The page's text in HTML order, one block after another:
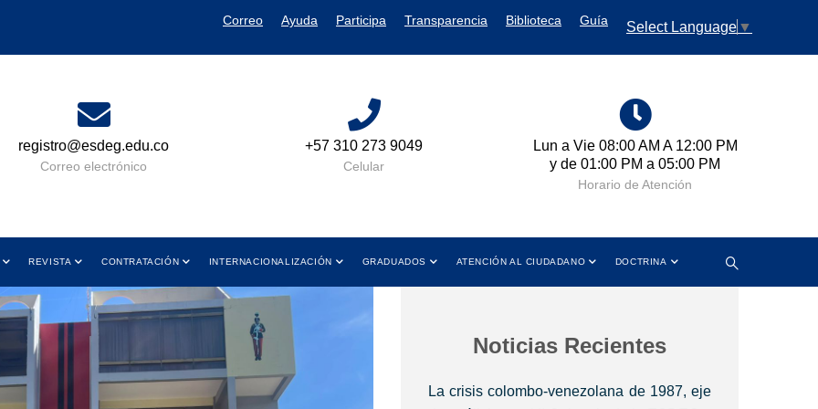
Correo Ayuda Participa Transparencia Biblioteca Guía Select Language ▼
+57 310 273 9049
Celular
Lun a Vie 08:00 AM A 12:00 PM
y de 01:00 PM a 05:00 PM
Cra 11 No. 102-50 Bogotá D.C.,
Colombia
Dirección
REVISTA CONTRATACIÓN INTERNACIONALIZACIÓN GRADUADOS ATENCIÓN AL CIUDADANO DOCTRINA
Noticias Recientes
La crisis colombo-venezolana de 1987, eje